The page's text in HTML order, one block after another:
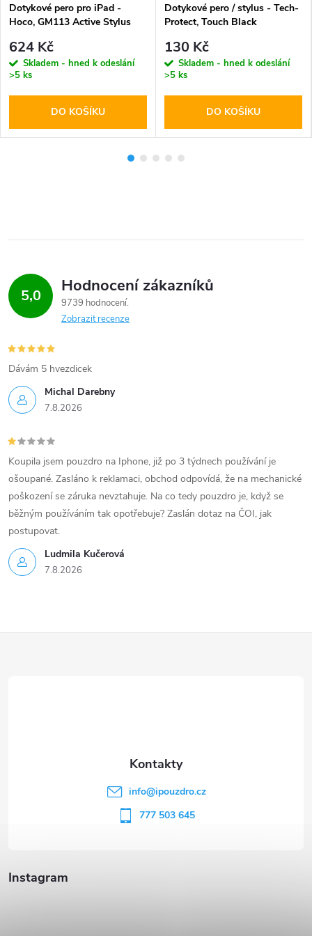
Dotykové pero pro iPad -
Hoco, GM113 Active Stylus
624 Kč
Skladem - hned k odeslání
>5 ks
DO KOŠÍKU
Dotykové pero / stylus - Tech-
Protect, Touch Black
130 Kč
Skladem - hned k odeslání
>5 ks
DO KOŠÍKU
5,0 Hodnocení zákazníků
9739 hodnocení
Zobrazit recenze
Michal Darebny
7.8.2026
Dávám 5 hvezdicek
Ludmila Kučerová
7.8.2026
Koupila jsem pouzdro na Iphone, již po 3 týdnech používání je
ošoupané. Zasláno k reklamaci, obchod odpovídá, že na mechanické
poškození se záruka nevztahuje. Na co tedy pouzdro je, když se
běžným používáním tak opotřebuje? Zaslán dotaz na ČOI, jak
postupovat.
Instagram
info@ipouzdro.cz
777 503 645